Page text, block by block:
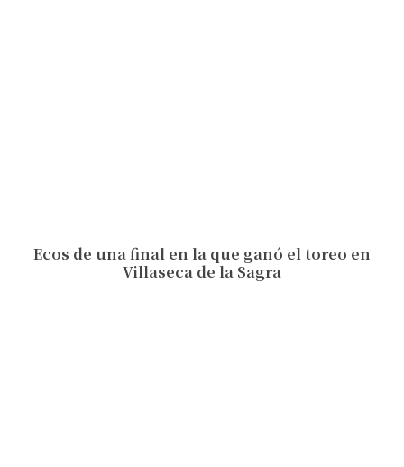
Ecos de una final en la que ganó el toreo en
Villaseca de la Sagra